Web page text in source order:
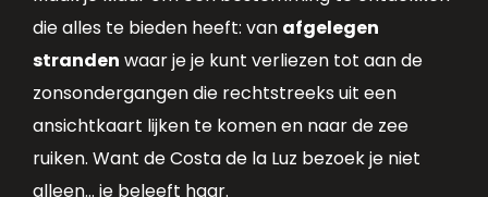
die alles te bieden heeft: van afgelegen
stranden waar je je kunt verliezen tot aan de
zonsondergangen die rechtstreeks uit een
ansichtkaart lijken te komen en naar de zee
ruiken. Want de Costa de la Luz bezoek je niet
alleen… je beleeft haar.